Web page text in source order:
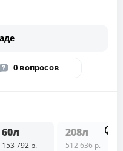
0 вопросов
60л
153 792 р.
208л
512 636 р.